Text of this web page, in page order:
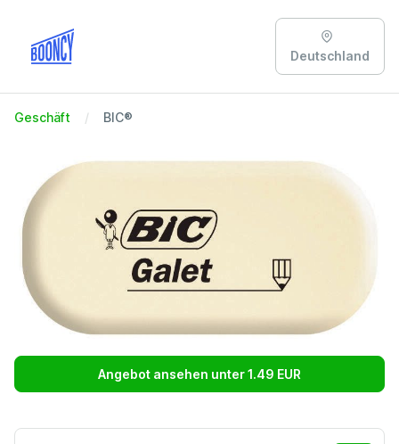
Deutschland
Geschäft BIC®
Angebot ansehen unter 1.49 EUR